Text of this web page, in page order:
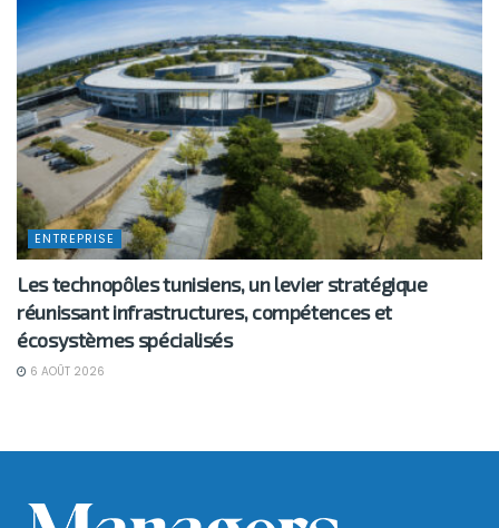
ENTREPRISE
Les technopôles tunisiens, un levier stratégique
réunissant infrastructures, compétences et
écosystèmes spécialisés
6 AOÛT 2026